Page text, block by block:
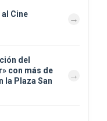
Cine
del
con más de
la Plaza San